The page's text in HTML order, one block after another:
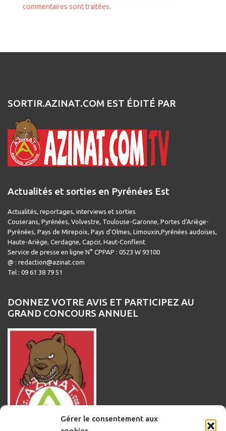
Gérer le consentement aux
commentaires sont traitées.
SORTIR.AZINAT.COM EST ÉDITÉ PAR
Actualités et sorties en Pyrénées Est
Actualités, reportages, interviews et sorties
Couserans, Pyrénées, Volvestre, Toulouse-Garonne, Portes d'Ariège-
Pyrénées, Pays de Mirepoix, Pays d'Olmes, Limouxin,Pyrénées audoises,
Haute-Ariège, Cerdagne, Capcir, Haut-Conflent
Service de presse en ligne N° CPPAP : 0523 W 93100
@ : redaction@azinat.com
Tel : 09 61 38 79 51
DONNEZ VOTRE AVIS ET PARTICIPEZ AU
GRAND CONCOURS ANNUEL